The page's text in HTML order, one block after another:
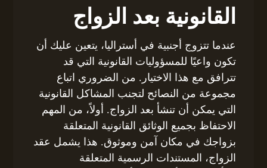
القانونية بعد الزواج
عندما تتزوج أجنبية في أستراليا، يتعين عليك أن
تكون واعيًا للمسؤوليات القانونية التي قد
تترافق مع هذا الاختيار. من الضروري اتباع
مجموعة من النصائح لتجنب المشاكل القانونية
التي يمكن أن تنشأ بعد الزواج. أولاً، من المهم
الاحتفاظ بجميع الوثائق القانونية المتعلقة
بزواجك في مكان آمن وموثوق. هذا يشمل عقد
الزواج، المستندات الرسمية المتعلقة